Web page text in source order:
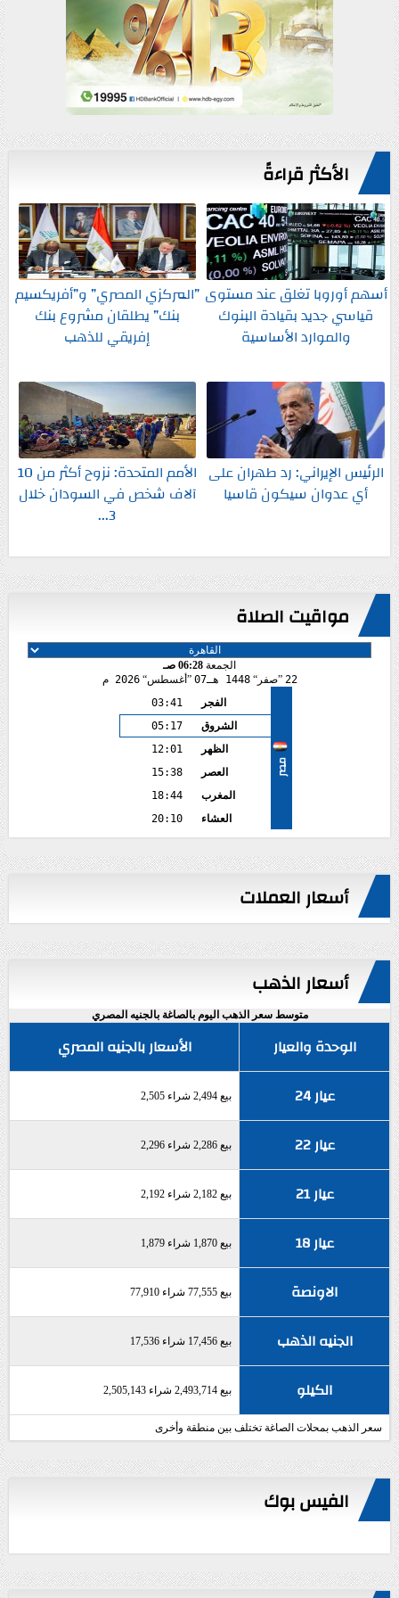
الأكثر قراءةً
أسهم أوروبا تغلق عند مستوى
قياسي جديد بقيادة البنوك
والموارد الأساسية
”المركزي المصري” و”أفريكسيم
بنك” يطلقان مشروع بنك
إفريقي للذهب
الرئيس الإيراني: رد طهران على
أي عدوان سيكون قاسيا
الأمم المتحدة: نزوح أكثر من 10
آلاف شخص في السودان خلال
3...
مواقيت الصلاة
الجمعة 06:28 صـ
22
صفر 1448 هـ 07 أغسطس 2026 م
مصر
الفجر
03:41
الشروق
05:17
الظهر
12:01
العصر
15:38
المغرب
18:44
العشاء
20:10
أسعار العملات
أسعار الذهب
متوسط سعر الذهب اليوم بالصاغة بالجنيه المصري
الوحدة والعيار
الأسعار بالجنيه المصري
عيار 24
بيع 2,494 شراء 2,505
عيار 22 بيع 2,286 شراء 2,296
عيار 21 بيع 2,182 شراء 2,192
عيار 18 بيع 1,870 شراء 1,879
الاونصة بيع 77,555 شراء 77,910
الجنيه الذهب بيع 17,456 شراء 17,536
الكيلو بيع 2,493,714 شراء 2,505,143
سعر الذهب بمحلات الصاغة تختلف بين منطقة وأخرى
الفيس بوك